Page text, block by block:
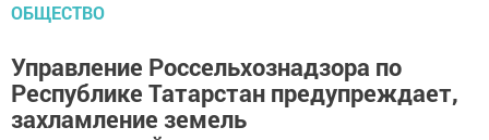
ОБЩЕСТВО
Управление Россельхознадзора по
Республике Татарстан предупреждает,
захламление земель